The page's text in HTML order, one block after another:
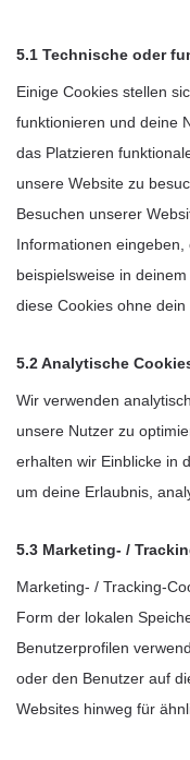
5.1 Technische oder
Einige Cookies stellen
funktionieren und deine
das Platzieren
unsere Website zu
Besuchen unserer
Informationen
beispielsweise in
diese Cookies ohne dein
5.2 Analytische
Wir verwenden
unsere Nutzer zu
erhalten wir Einblicke in
um deine Erlaubnis,
5.3 Marketing- /
Marketing- / Tracking-
Form der lokalen
Benutzerprofilen
oder den Benutzer auf
Websites hinweg für